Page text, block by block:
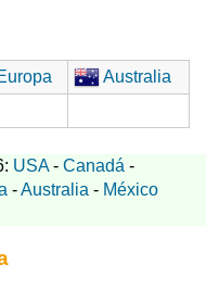
Australia
USA- Canadá -
-Australia - México